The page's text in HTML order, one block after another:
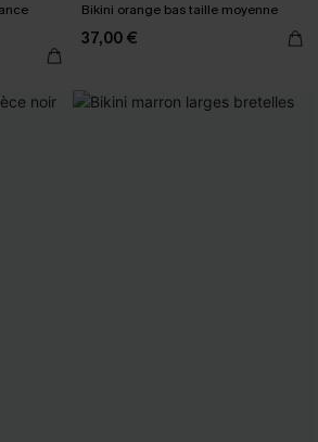
Bikini orange bas taille moyenne
37,00 €